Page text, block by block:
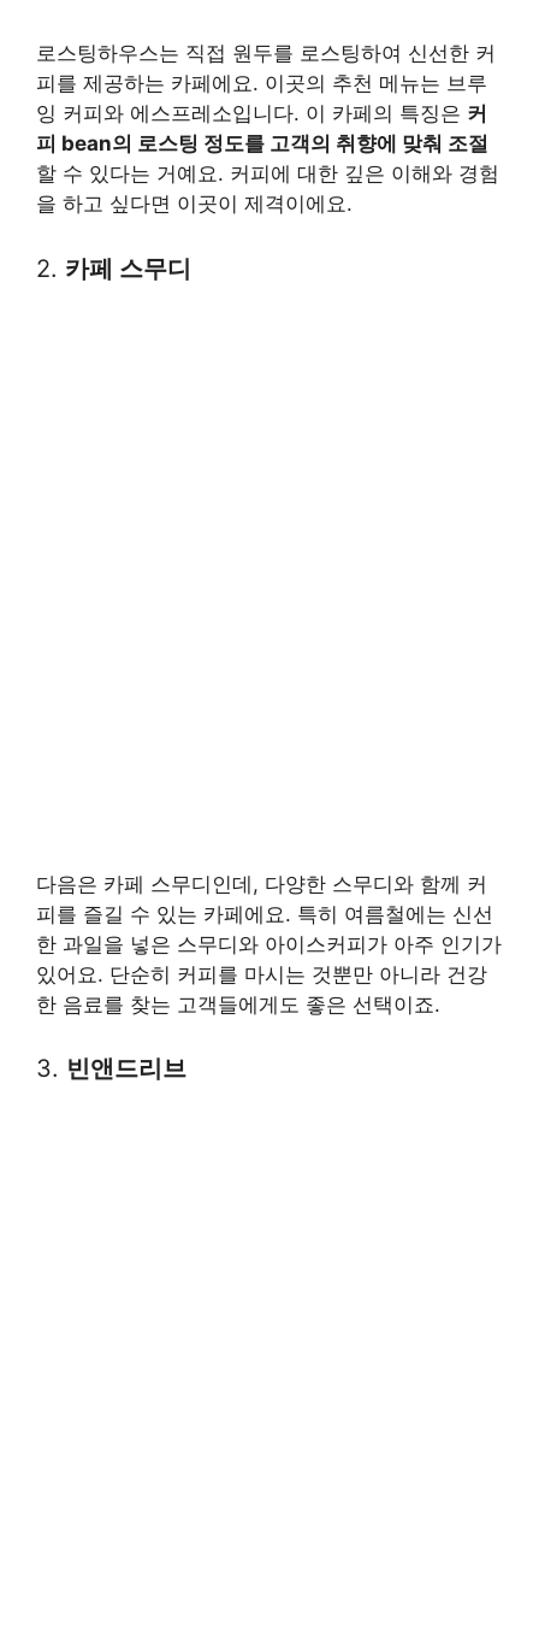
로스팅하우스는 직접 원두를 로스팅하여 신선한 커
피를 제공하는 카페에요. 이곳의 추천 메뉴는 브루
잉 커피와 에스프레소입니다. 이 카페의 특징은 커
피 bean의 로스팅 정도를 고객의 취향에 맞춰 조절
할 수 있다는 거예요. 커피에 대한 깊은 이해와 경험
을 하고 싶다면 이곳이 제격이에요.
2. 카페 스무디
다음은 카페 스무디인데, 다양한 스무디와 함께 커
피를 즐길 수 있는 카페에요. 특히 여름철에는 신선
한 과일을 넣은 스무디와 아이스커피가 아주 인기가
있어요. 단순히 커피를 마시는 것뿐만 아니라 건강
한 음료를 찾는 고객들에게도 좋은 선택이죠.
3. 빈앤드리브